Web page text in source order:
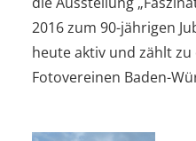
2016 zum 90-jährigen
heute aktiv und zählt
Fotovereinen Baden-